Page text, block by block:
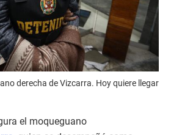
derecha de Vizcarra. Hoy quiere llegar
el moqueguano